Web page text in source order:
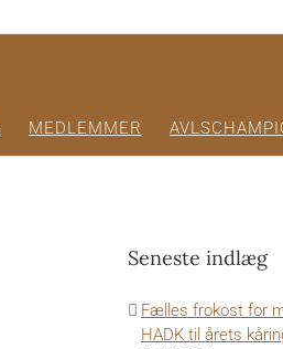
MEDLEMMER
Seneste indlæg
Fælles frokost for
HADK til årets